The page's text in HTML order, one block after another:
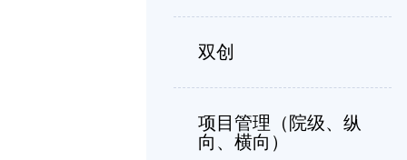
双创
项目管理（院级、纵
向、横向）